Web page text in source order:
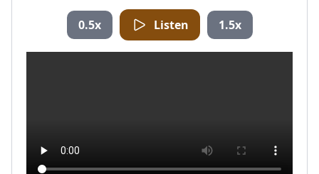
0.5x Listen 1.5x